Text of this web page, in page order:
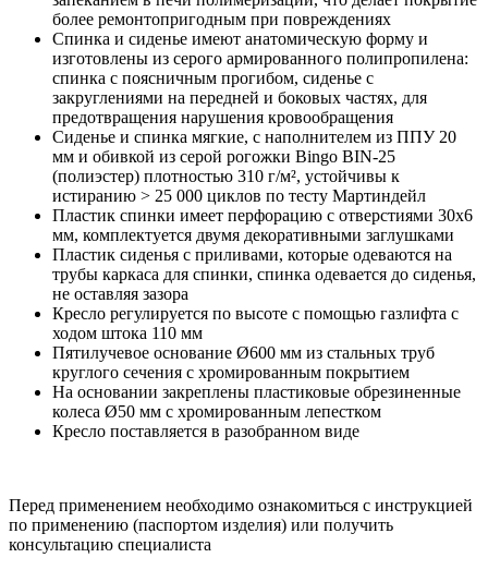
более ремонтопригодным при повреждениях
Спинка и сиденье имеют анатомическую форму и
изготовлены из серого армированного полипропилена:
спинка с поясничным прогибом, сиденье с
закруглениями на передней и боковых частях, для
предотвращения нарушения кровообращения
Сиденье и спинка мягкие, с наполнителем из ППУ 20
мм и обивкой из серой рогожки Bingo BIN-25
(полиэстер) плотностью 310 г/м², устойчивы к
истиранию > 25 000 циклов по тесту Мартиндейл
Пластик спинки имеет перфорацию с отверстиями 30x6
мм, комплектуется двумя декоративными заглушками
Пластик сиденья с приливами, которые одеваются на
трубы каркаса для спинки, спинка одевается до сиденья,
не оставляя зазора
Кресло регулируется по высоте с помощью газлифта с
ходом штока 110 мм
Пятилучевое основание Ø600 мм из стальных труб
круглого сечения с хромированным покрытием
На основании закреплены пластиковые обрезиненные
колеса Ø50 мм с хромированным лепестком
Кресло поставляется в разобранном виде
Перед применением необходимо ознакомиться с инструкцией
по применению (паспортом изделия) или получить
консультацию специалиста